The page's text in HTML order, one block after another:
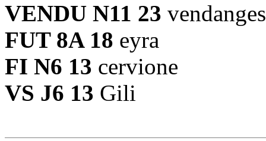
VENDU N11 23 vendanges
FUT 8A 18 eyra
FI N6 13 cervione
VS J6 13 Gili